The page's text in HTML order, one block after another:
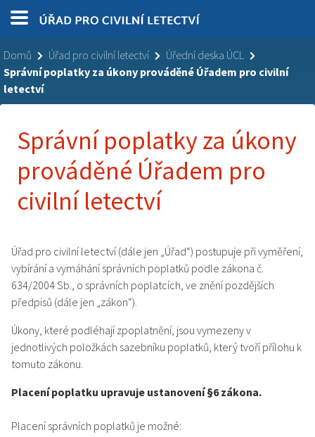
Domů Úřad pro civilní letectví
Úřední deska ÚCL
Správní poplatky za úkony prováděné Úřadem pro civilní
letectví
Správní poplatky za úkony
prováděné Úřadem pro
civilní letectví
Úřad pro civilní letectví (dále jen „Úřad“) postupuje při vyměření,
vybírání a vymáhání správních poplatků podle zákona č.
634/2004 Sb., o správních poplatcích, ve znění pozdějších
předpisů (dále jen „zákon“).
Úkony, které podléhají zpoplatnění, jsou vymezeny v
jednotlivých položkách sazebníku poplatků, který tvoří přílohu k
tomuto zákonu.
Placení poplatku upravuje ustanovení §6 zákona.
Placení správních poplatků je možné: